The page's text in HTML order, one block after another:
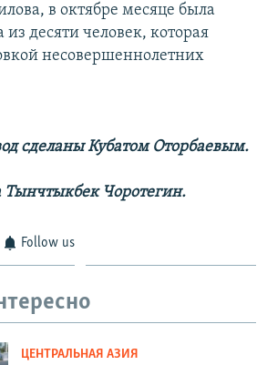
в октябре месяце была
десяти человек, которая
несовершеннолетних
сделаны Кубатом Оторбаевым.
Тынчтыкбек Чоротегин.
Follow us
ЦЕНТРАЛЬНАЯ АЗИЯ